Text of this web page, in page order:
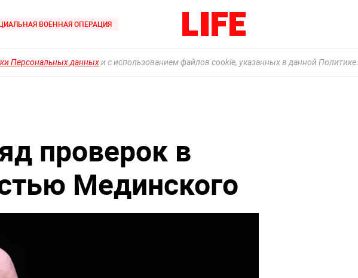
ВОЕННАЯ ОПЕРАЦИЯ
Персональных данныхи с использованием файлов cookie, указанных в данной Политике.
проверок в
Мединского